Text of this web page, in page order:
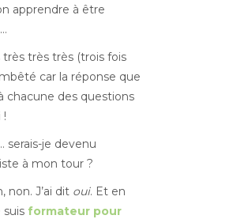
apprendre à être
très très très (trois fois
car la réponse que
chacune des questions
!
serais-je devenu
à mon tour ?
non. J’ai dit oui. Et en
suis formateur pour